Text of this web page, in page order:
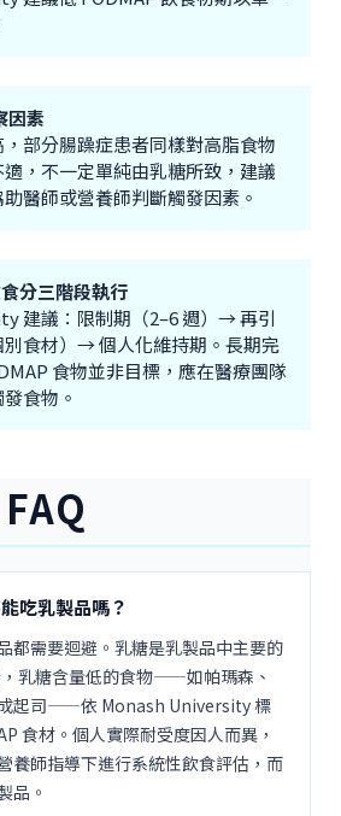
因素
部分腸躁症患者同樣對高脂食物
，不一定單純由乳糖所致，建議
醫師或營養師判斷觸發因素。
分三階段執行
建議：限制期（2–6 週）→ 再引
別食材）→ 個人化維持期。長期完
食物並非目標，應在醫療團隊
食物。
吃乳製品嗎？
都需要迴避。乳糖是乳製品中主要的
，乳糖含量低的食物——如帕瑪森、
起司——依 Monash University 標
食材。個人實際耐受度因人而異，
養師指導下進行系統性飲食評估，而
品。